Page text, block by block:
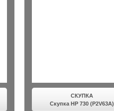
СКУПКА
Скупка HP 730 (P2V63A)